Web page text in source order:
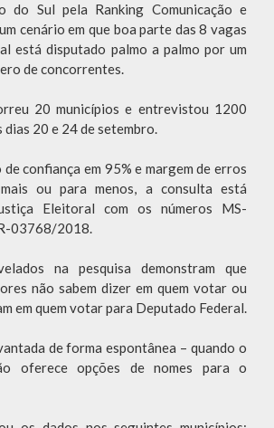
do Sul pela Ranking Comunicação e
cenário em que boa parte das 8 vagas
está disputado palmo a palmo por um
de concorrentes.
20 municípios e entrevistou 1200
20 e 24 de setembro.
confiança em 95% e margem de erros
ou para menos, a consulta está
Eleitoral com os números MS-
03768/2018.
na pesquisa demonstram que
não sabem dizer em quem votar ou
em quem votar para Deputado Federal.
de forma espontânea – quando o
oferece opções de nomes para o